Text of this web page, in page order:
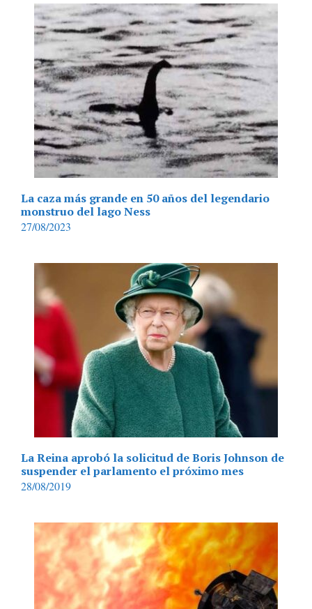
La caza más grande en 50 años del legendario
monstruo del lago Ness
27/08/2023
La Reina aprobó la solicitud de Boris Johnson de
suspender el parlamento el próximo mes
28/08/2019